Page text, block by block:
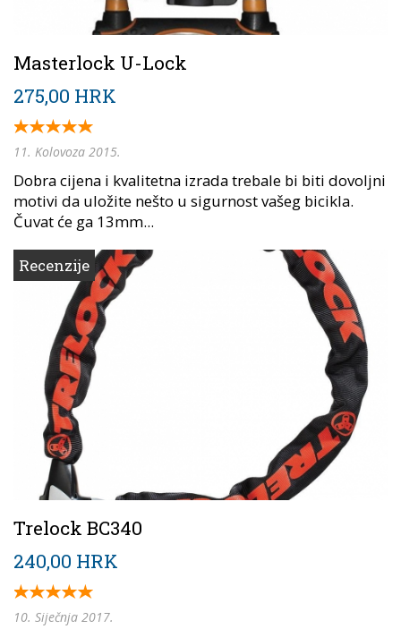
Masterlock U-Lock
275,00 HRK
11. Kolovoza 2015.
Dobra cijena i kvalitetna izrada trebale bi biti dovoljni
motivi da uložite nešto u sigurnost vašeg bicikla.
Čuvat će ga 13mm...
Recenzije
Trelock BC340
240,00 HRK
10. Siječnja 2017.